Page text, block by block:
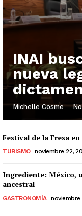
INAI
nueva
Michelle Cosme -
Festival de la Fresa
TURISMO noviembre 22,
Ingrediente: México,
ancestral
GASTRONOMÍA noviembre